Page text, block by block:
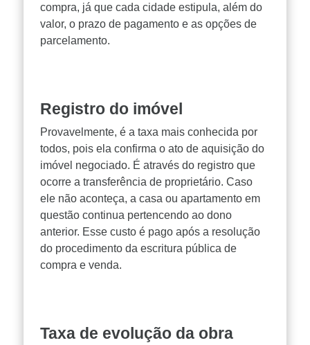
compra, já que cada cidade estipula, além do
valor, o prazo de pagamento e as opções de
parcelamento.
Registro do imóvel
Provavelmente, é a taxa mais conhecida por
todos, pois ela confirma o ato de aquisição do
imóvel negociado. É através do registro que
ocorre a transferência de proprietário. Caso
ele não aconteça, a casa ou apartamento em
questão continua pertencendo ao dono
anterior. Esse custo é pago após a resolução
do procedimento da escritura pública de
compra e venda.
Taxa de evolução da obra